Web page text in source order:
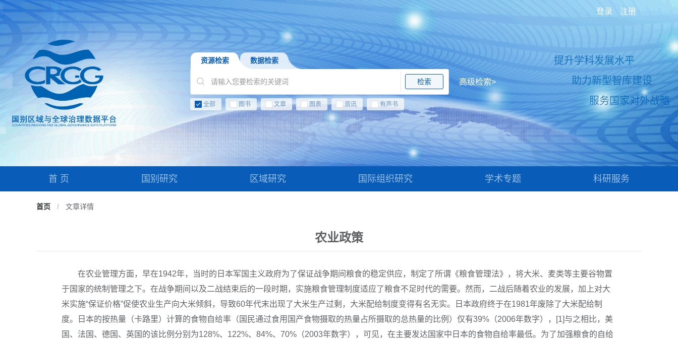
资源检索 数据检索
检索 高级检索>
全部 图书 文章 图表 资讯 有声书
提升学科发展水平
助力新型智库建设
服务国家对外战略
登录 注册
首 页 国别研究 区域研究 国际组织研究 学术专题 科研服务
首页 / 文章详情
农业政策
在农业管理方面，早在1942年，当时的日本军国主义政府为了保证战争期间粮食的稳定供应，制定了所谓《粮食管理法》，将大米、麦类等主要谷物置
于国家的统制管理之下。在战争期间以及二战结束后的一段时期，实施粮食管理制度适应了粮食不足时代的需要。然而，二战后随着农业的发展，加上对大
米实施“保证价格”促使农业生产向大米倾斜，导致60年代末出现了大米生产过剩，大米配给制度变得有名无实。日本政府终于在1981年废除了大米配给制
度。日本的按热量（卡路里）计算的食物自给率（国民通过食用国产食物摄取的热量占所摄取的总热量的比例）仅有39%（2006年数字），[1]与之相比，美
国、法国、德国、英国的该比例分别为128%、122%、84%、70%（2003年数字），可见，在主要发达国家中日本的食物自给率最低。为了加强粮食的自给